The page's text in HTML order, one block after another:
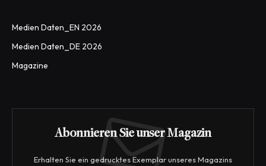
Medien Daten_EN 2026
Medien Daten_DE 2026
Magazine
Abonnieren Sie unser Magazin
Erhalten Sie ein gedrucktes Exemplar unseres Magazins